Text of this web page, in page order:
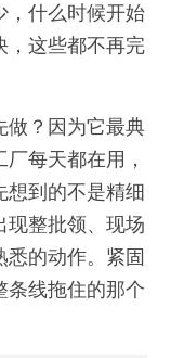
，什么时候开始
，这些都不再完
做？因为它最典
每天都在用，
想到的不是精细
现整批领、现场
的动作。紧固
条线拖住的那个